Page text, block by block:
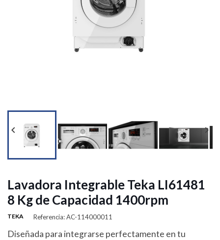
 
Lavadora Integrable Teka LI61481
8 Kg de Capacidad 1400rpm
TEKA Referencia: AC-114000011
Diseñada para integrarse perfectamente en tu